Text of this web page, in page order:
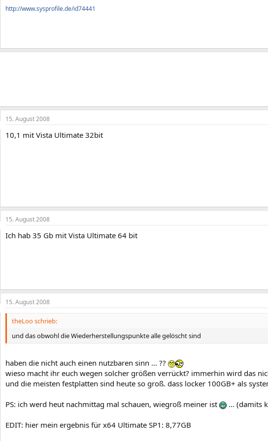
http://www.sysprofile.de/id74441
15. August 2008
10,1 mit Vista Ultimate 32bit
15. August 2008
Ich hab 35 Gb mit Vista Ultimate 64 bit
15. August 2008
theLoo schrieb:
und das obwohl die Wiederherstellungspunkte alle gelöscht sind
haben die nicht auch einen nutzbaren sinn ... ??
wieso macht ihr euch wegen solcher größen verrückt? immerhin wird das
und die meisten festplatten sind heute so groß. dass locker 100GB+ als
PS: ich werd heut nachmittag mal schauen, wiegroß meiner ist ... (damits
EDIT: hier mein ergebnis für x64 Ultimate SP1: 8,77GB